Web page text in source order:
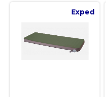
Exped